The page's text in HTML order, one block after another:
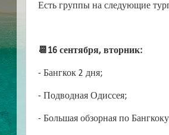
Есть группы на следующие
📆16 сентября, вторник:
- Бангкок 2 дня;
- Подводная Одиссея;
- Большая обзорная по